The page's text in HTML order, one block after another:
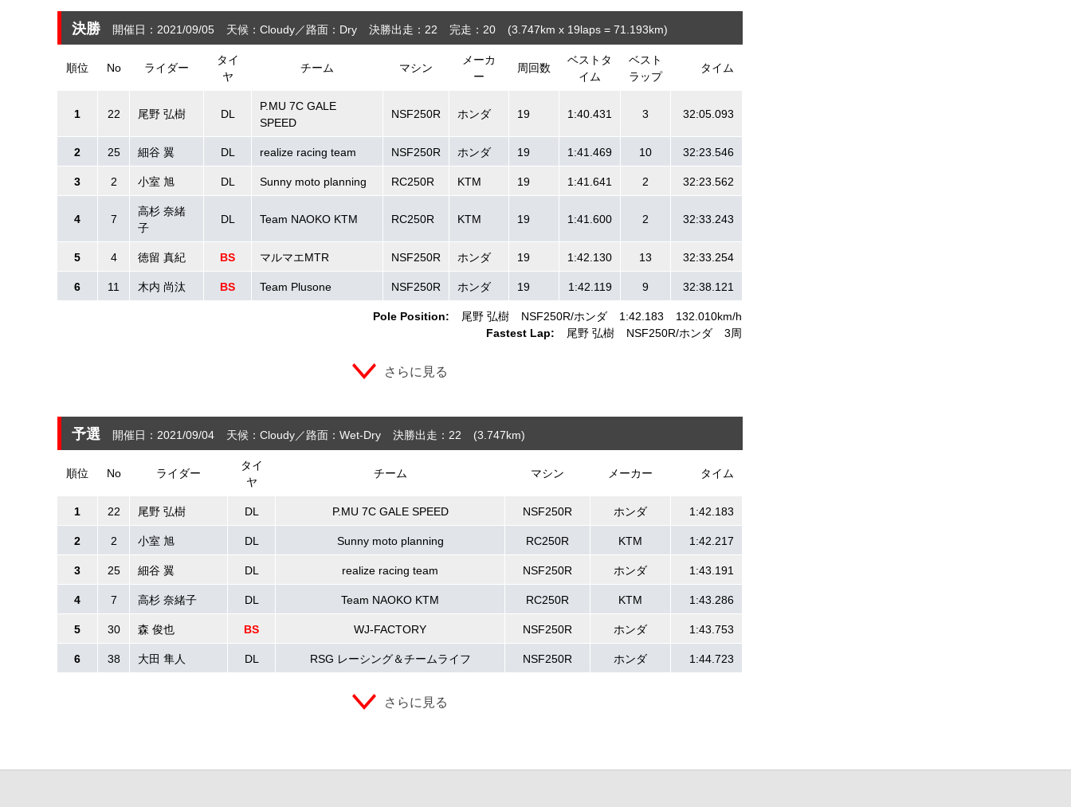
決勝 開催日：2021/09/05 天候：Cloudy 路面：Dry 決勝出走：22 完走：20 (3.747km x 19laps = 71.193km)
順位 No ライダー
タイ
ヤ
チーム マシン
メーカ
ー
周回数
ベストタ
イム
ベスト
ラップ
タイム
Pole Position: 尾野 弘樹 NSF250R ホンダ 1:42.183
132.010km/h
Fastest Lap:
尾野 弘樹 NSF250R ホンダ 3周
1 22 尾野 弘樹 DL
P.MU 7C GALE
SPEED
NSF250R ホンダ 19 1:40.431 3 32:05.093
2 25 細谷 翼 DL realize racing team NSF250R ホンダ 19 1:41.469 10 32:23.546
3 2 小室 旭 DL Sunny moto planning RC250R KTM 19 1:41.641 2 32:23.562
4 7
高杉 奈緒
子
DL Team NAOKO KTM RC250R KTM 19 1:41.600 2 32:33.243
5 4 徳留 真紀 BS マルマエMTR NSF250R ホンダ 19 1:42.130 13 32:33.254
6 11 木内 尚汰 BS Team Plusone NSF250R ホンダ 19 1:42.119 9 32:38.121
さらに見る
予選 開催日：2021/09/04 天候：Cloudy 路面：Wet-Dry 決勝出走：22 (3.747km)
順位 No ライダー
タイ
ヤ
チーム マシン メーカー タイム
1 22 尾野 弘樹 DL P.MU 7C GALE SPEED NSF250R ホンダ 1:42.183
2 2 小室 旭 DL Sunny moto planning RC250R KTM 1:42.217
3 25 細谷 翼 DL realize racing team NSF250R ホンダ 1:43.191
4 7 高杉 奈緒子 DL Team NAOKO KTM RC250R KTM 1:43.286
5 30 森 俊也 BS WJ-FACTORY NSF250R ホンダ 1:43.753
6 38 大田 隼人 DL RSG レーシング＆チームライフ NSF250R ホンダ 1:44.723
さらに見る